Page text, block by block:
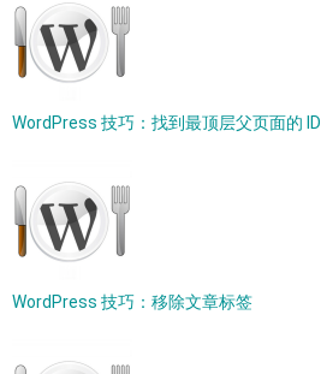
WordPress 技巧：找到最顶层父页面的 ID
WordPress 技巧：移除文章标签